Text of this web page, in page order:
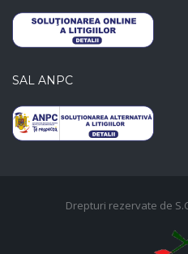
SAL ANPC
Drepturi rezervate de